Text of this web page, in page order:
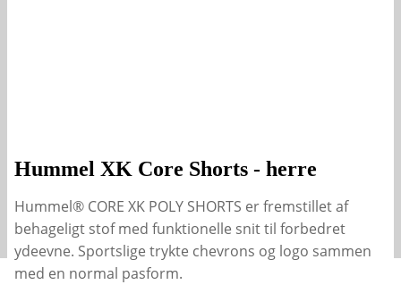
Hummel XK Core Shorts - herre
Hummel® CORE XK POLY SHORTS er fremstillet af
behageligt stof med funktionelle snit til forbedret
ydeevne. Sportslige trykte chevrons og logo sammen
med en normal pasform.